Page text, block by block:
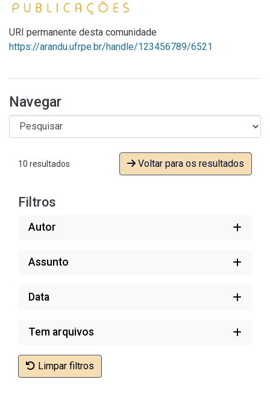
URI permanente desta comunidade
https://arandu.ufrpe.br/handle/123456789/6521
Navegar
10 resultados Voltar para os resultados
Filtros
Autor
Assunto
Data
Tem arquivos
Limpar filtros